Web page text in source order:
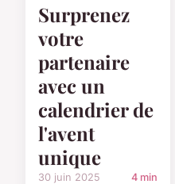
Surprenez
votre
partenaire
avec un
calendrier de
l'avent
unique
30 juin 2025 4 min